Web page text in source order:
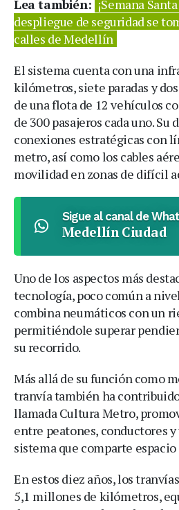
Lea también: ¡Semana
despliegue de seguridad se
calles de Medellín
El sistema cuenta con una
kilómetros, siete paradas y
de una flota de 12 vehículos
de 300 pasajeros cada uno. Su
conexiones estratégicas con
metro, así como los cables
movilidad en zonas de difícil
Sigue al canal de
Medellín Ciudad
Uno de los aspectos más
tecnología, poco común a
combina neumáticos con un
permitiéndole superar
su recorrido.
Más allá de su función como
tranvía también ha
llamada Cultura Metro,
entre peatones, conductores
sistema que comparte espacio
En estos diez años, los
5,1 millones de kilómetros,